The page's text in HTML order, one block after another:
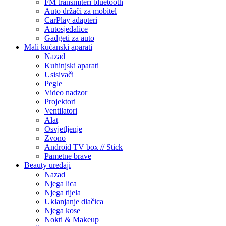
FM transmiteri bluetooth
Auto držači za mobitel
CarPlay adapteri
Autosjedalice
Gadgeti za auto
Mali kućanski aparati
Nazad
Kuhinjski aparati
Usisivači
Pegle
Video nadzor
Projektori
Ventilatori
Alat
Osvjetljenje
Zvono
Android TV box // Stick
Pametne brave
Beauty uređaji
Nazad
Njega lica
Njega tijela
Uklanjanje dlačica
Njega kose
Nokti & Makeup